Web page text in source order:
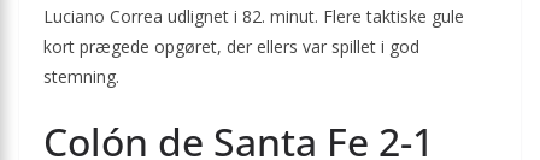
Luciano Correa udlignet i 82. minut. Flere taktiske gule
kort prægede opgøret, der ellers var spillet i god
stemning.
Colón de Santa Fe 2-1